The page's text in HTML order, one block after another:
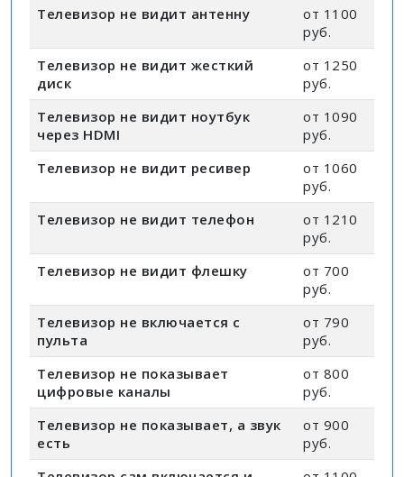
Телевизор не видит антенну
от 1100
руб.
Телевизор не видит жесткий
диск
от 1250
руб.
Телевизор не видит ноутбук
через HDMI
от 1090
руб.
Телевизор не видит ресивер
от 1060
руб.
Телевизор не видит телефон
от 1210
руб.
Телевизор не видит флешку
от 700
руб.
Телевизор не включается с
пульта
от 790
руб.
Телевизор не показывает
цифровые каналы
от 800
руб.
Телевизор не показывает, а звук
есть
от 900
руб.